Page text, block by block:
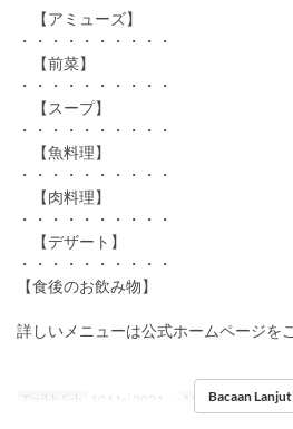
【アミューズ】
・・・・・・・・・・
【前菜】
・・・・・・・・・・
【スープ】
・・・・・・・・・・
【魚料理】
・・・・・・・・・・
【肉料理】
・・・・・・・・・・
【デザート】
・・・・・・・・・・
【食後のお飲み物】
詳しいメニューは公式ホームページを
Tarikh Sah 10 Mei 2021 ~ Makanan Makan
Bacaan Lanjut